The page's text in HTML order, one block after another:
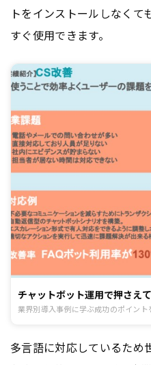
トをインストールしなく
すぐ使用できます。
チャットボット運用で押さえ
業界別導入事例に学ぶ成功のポイント
多言語に対応しているため